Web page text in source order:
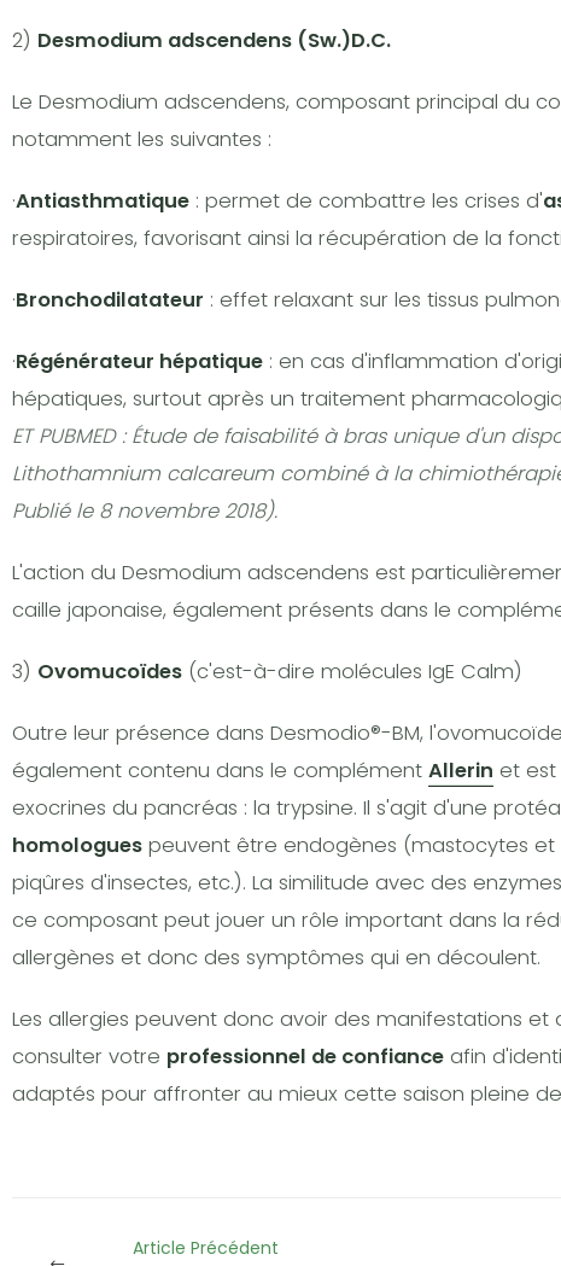
2) Desmodium adscendens (Sw.)D.C.
Le Desmodium adscendens, composant principal du
notamment les suivantes :
·Antiasthmatique : permet de combattre les crises d'
respiratoires, favorisant ainsi la récupération de la
·Bronchodilatateur : effet relaxant sur les tissus
·Régénérateur hépatique : en cas d'inflammation
hépatiques, surtout après un traitement
ET PUBMED : Étude de faisabilité à bras unique d'un
Lithothamnium calcareum combiné à la
Publié le 8 novembre 2018).
L'action du Desmodium adscendens est
caille japonaise, également présents dans le
3) Ovomucoïdes (c'est-à-dire molécules IgE Calm)
Outre leur présence dans Desmodio®-BM,
également contenu dans le complément Allerin et est
exocrines du pancréas : la trypsine. Il s'agit d'une
homologues peuvent être endogènes (mastocytes et
piqûres d'insectes, etc.). La similitude avec des
ce composant peut jouer un rôle important dans la
allergènes et donc des symptômes qui en découlent.
Les allergies peuvent donc avoir des manifestations
consulter votre professionnel de confiance afin
adaptés pour affronter au mieux cette saison pleine
Article Précédent